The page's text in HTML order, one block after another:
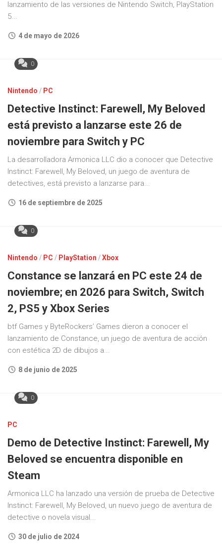
lanzamiento de las versiones de Nintendo Switch, PlayStation
5...
4 de mayo de 2026
0
Nintendo / PC
Detective Instinct: Farewell, My Beloved
está previsto a lanzarse este 26 de
noviembre para Switch y PC
La desarrolladora Armonica LLC dio a conocer que Detective
Instinct: Farewell, My Beloved, un juego de aventura de
detectives, está previsto a lanzarse para...
16 de septiembre de 2025
0
Nintendo / PC / PlayStation /Xbox
Constance se lanzará en PC este 24 de
noviembre; en 2026 para Switch, Switch
2, PS5 y Xbox Series
btf Games y ByteRockers’ Games dieron a conocer el
lanzamiento de Constance, un juego de aventura de acción
con estética 2D de dibujos a...
8 de junio de 2025
0
PC
Demo de Detective Instinct: Farewell, My
Beloved se encuentra disponible en
Steam
Armonica LLC ha lanzado una versión de prueba de Detective
Instinct: Farewell, My Beloved, un nuevo juego de aventura de
detective o novela visual...
30 de julio de 2024